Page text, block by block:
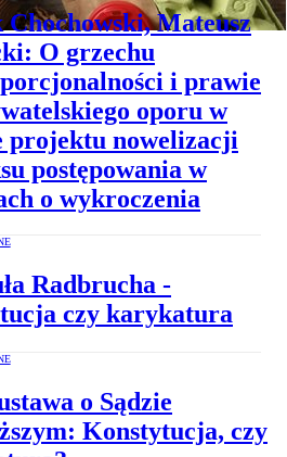
Mateusz
O grzechu
i prawie
oporu w
projektu nowelizacji
postępowania w
o wykroczenia
Radbrucha -
czy karykatura
o Sądzie
Konstytucja, czy